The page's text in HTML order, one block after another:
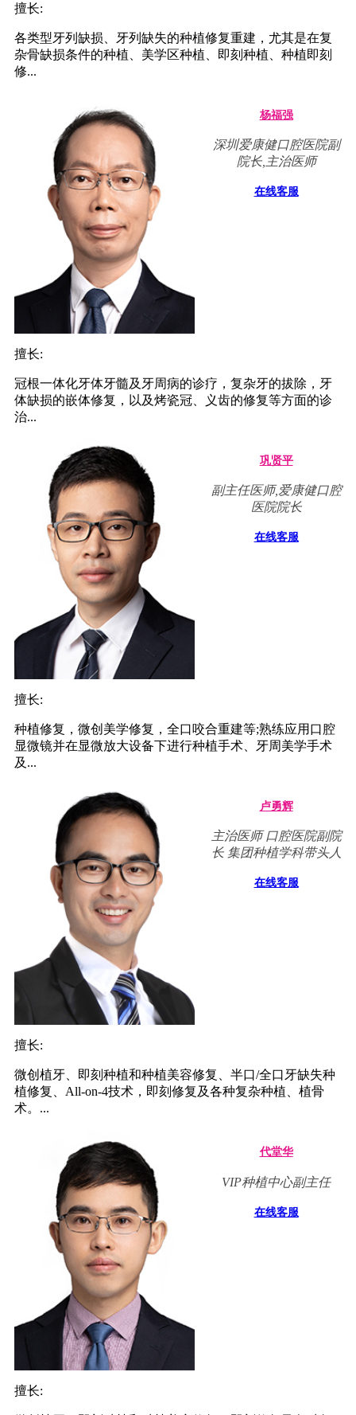
擅长:
各类型牙列缺损、牙列缺失的种植修复重建，尤其是在复
杂骨缺损条件的种植、美学区种植、即刻种植、种植即刻
修...
杨福强
深圳爱康健口腔医院副
院长,主治医师
在线客服
擅长:
冠根一体化牙体牙髓及牙周病的诊疗，复杂牙的拔除，牙
体缺损的嵌体修复，以及烤瓷冠、义齿的修复等方面的诊
治...
巩贤平
副主任医师,爱康健口腔
医院院长
在线客服
擅长:
种植修复，微创美学修复，全口咬合重建等;熟练应用口腔
显微镜并在显微放大设备下进行种植手术、牙周美学手术
及...
卢勇辉
主治医师 口腔医院副院
长 集团种植学科带头人
在线客服
擅长:
微创植牙、即刻种植和种植美容修复、半口/全口牙缺失种
植修复、All-on-4技术，即刻修复及各种复杂种植、植骨
术。...
代堂华
VIP种植中心副主任
在线客服
擅长: